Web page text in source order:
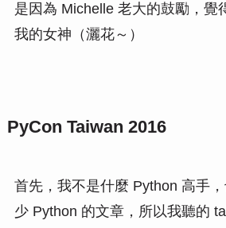
是因為 Michelle 老大的鼓勵，覺
我的女神（灑花～）
PyCon Taiwan 2016
首先，我不是什麼 Python 高手
少 Python 的文章，所以我聽的